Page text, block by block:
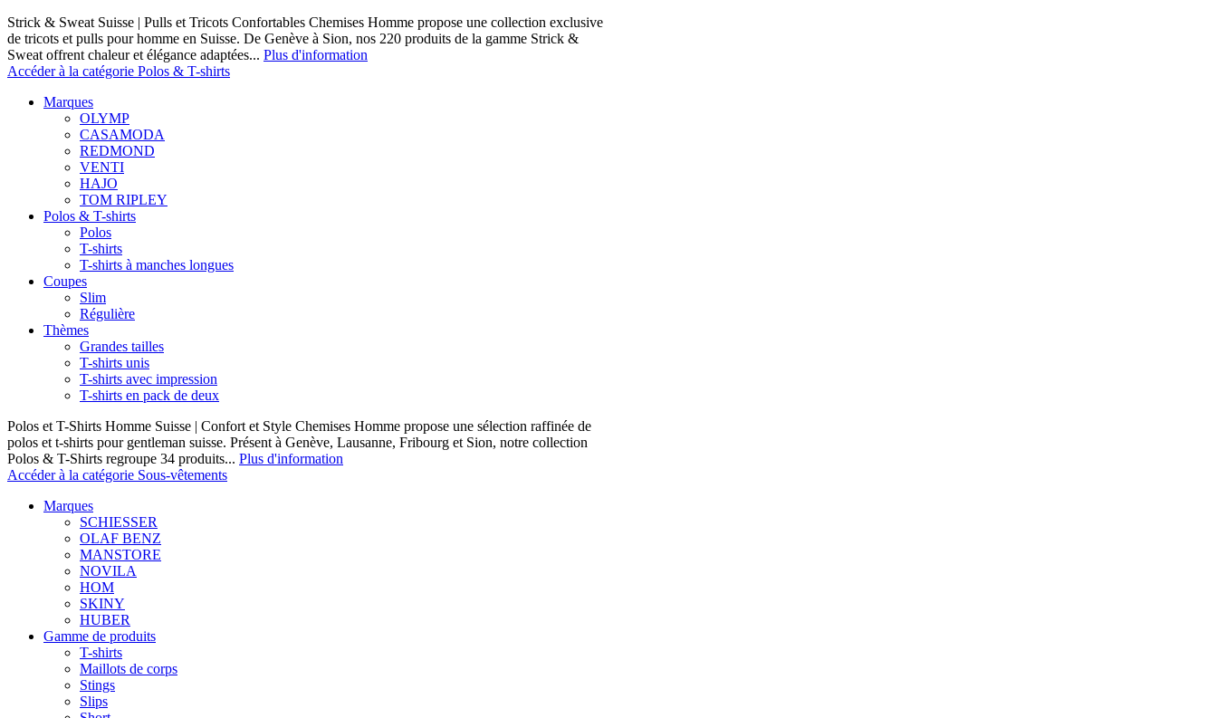
Strick & Sweat Suisse | Pulls et Tricots Confortables Chemises Homme propose une collection exclusive
de tricots et pulls pour homme en Suisse. De Genève à Sion, nos 220 produits de la gamme Strick &
Sweat offrent chaleur et élégance adaptées... Plus d'information
Accéder à la catégorie Polos & T-shirts
Marques
OLYMP
CASAMODA
REDMOND
VENTI
HAJO
TOM RIPLEY
Polos & T-shirts
Polos
T-shirts
T-shirts à manches longues
Coupes
Slim
Régulière
Thèmes
Grandes tailles
T-shirts unis
T-shirts avec impression
T-shirts en pack de deux
Polos et T-Shirts Homme Suisse | Confort et Style Chemises Homme propose une sélection raffinée de
polos et t-shirts pour gentleman suisse. Présent à Genève, Lausanne, Fribourg et Sion, notre collection
Polos & T-Shirts regroupe 34 produits... Plus d'information
Accéder à la catégorie Sous-vêtements
Marques
SCHIESSER
OLAF BENZ
MANSTORE
NOVILA
HOM
SKINY
HUBER
Gamme de produits
T-shirts
Maillots de corps
Stings
Slips